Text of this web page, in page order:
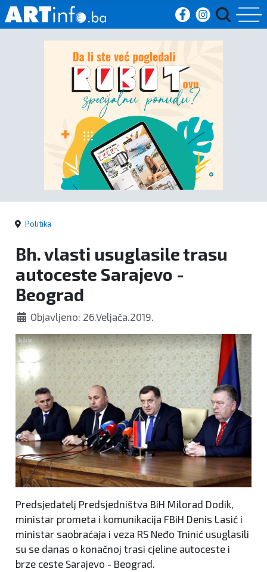
Početna
Kultura
kronika
Politika
Zanimljivosti
Politika
Bh. vlasti usuglasile trasu
autoceste Sarajevo -
Beograd
Objavljeno: 26.Veljača.2019.
Predsjedatelj Predsjedništva BiH Milorad Dodik,
ministar prometa i komunikacija FBiH Denis Lasić i
ministar saobraćaja i veza RS Neđo Tninić usuglasili
su se danas o konačnoj trasi cjeline autoceste i
brze ceste Sarajevo - Beograd.